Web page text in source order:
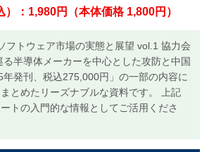
）：1,980円（本体価格 1,800円）
フトウェア市場の実態と展望 vol.1 協力会
る半導体メーカーを中心とした攻防と中国
発刊、税込275,000円」の一部の内容に
とめたリーズナブルな資料です。 上記
トの入門的な情報としてご活用くださ